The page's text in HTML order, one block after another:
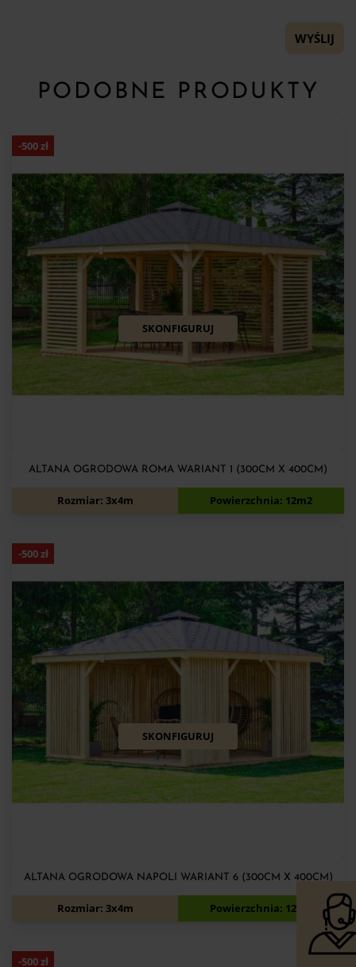
PODOBNE PRODUKTY
-500zł
SKONFIGURUJ
ALTANA OGRODOWA ROMA WARIANT 1 (300CM X 400CM)
8 060 7 560zł
Rozmiar: 3x4m Powierzchnia: 12m2
-500zł
SKONFIGURUJ
ALTANA OGRODOWA NAPOLI WARIANT 6 (300CM X 400CM)
9 020 8 520zł
Rozmiar: 3x4m Powierzchnia: 12m2
-500zł